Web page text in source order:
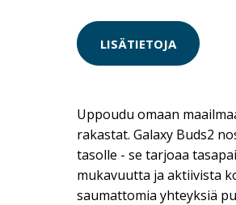
LISÄTIETOJA
Uppoudu omaan
rakastat. Galaxy Buds2
tasolle - se tarjoaa
mukavuutta ja aktiivista
saumattomia yhteyksiä